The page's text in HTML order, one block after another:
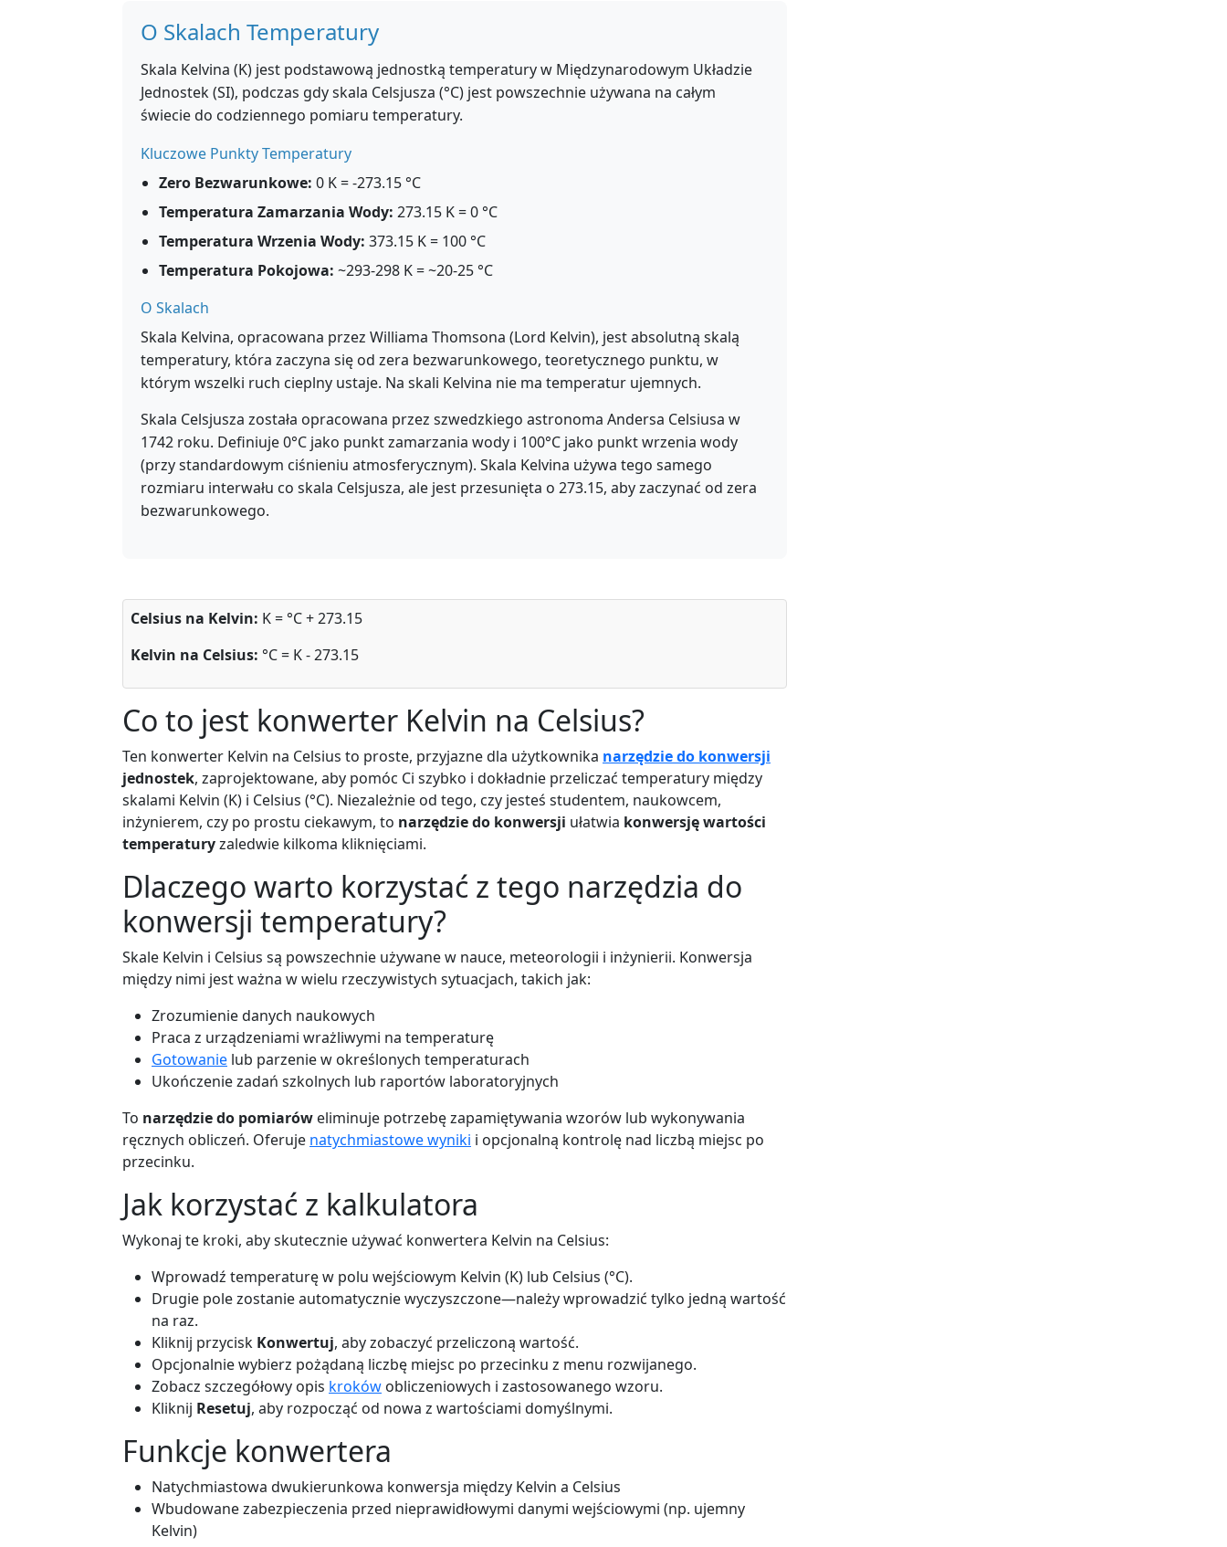
O Skalach Temperatury
Skala Kelvina (K) jest podstawową jednostką temperatury w Międzynarodowym Układzie
Jednostek (SI), podczas gdy skala Celsjusza (°C) jest powszechnie używana na całym
świecie do codziennego pomiaru temperatury.
Kluczowe Punkty Temperatury
Zero Bezwarunkowe: 0 K = -273.15 °C
Temperatura Zamarzania Wody: 273.15 K = 0 °C
Temperatura Wrzenia Wody: 373.15 K = 100 °C
Temperatura Pokojowa: ~293-298 K = ~20-25 °C
O Skalach
Skala Kelvina, opracowana przez Williama Thomsona (Lord Kelvin), jest absolutną skalą
temperatury, która zaczyna się od zera bezwarunkowego, teoretycznego punktu, w
którym wszelki ruch cieplny ustaje. Na skali Kelvina nie ma temperatur ujemnych.
Skala Celsjusza została opracowana przez szwedzkiego astronoma Andersa Celsiusa w
1742 roku. Definiuje 0°C jako punkt zamarzania wody i 100°C jako punkt wrzenia wody
(przy standardowym ciśnieniu atmosferycznym). Skala Kelvina używa tego samego
rozmiaru interwału co skala Celsjusza, ale jest przesunięta o 273.15, aby zaczynać od zera
bezwarunkowego.
Celsius na Kelvin: K = °C + 273.15
Kelvin na Celsius: °C = K - 273.15
Co to jest konwerter Kelvin na Celsius?
Ten konwerter Kelvin na Celsius to proste, przyjazne dla użytkownika narzędzie do konwersji
jednostek, zaprojektowane, aby pomóc Ci szybko i dokładnie przeliczać temperatury między
skalami Kelvin (K) i Celsius (°C). Niezależnie od tego, czy jesteś studentem, naukowcem,
inżynierem, czy po prostu ciekawym, to narzędzie do konwersji ułatwia konwersję wartości
temperaturyzaledwie kilkoma kliknięciami.
Dlaczego warto korzystać z tego narzędzia do
konwersji temperatury?
Skale Kelvin i Celsius są powszechnie używane w nauce, meteorologii i inżynierii. Konwersja
między nimi jest ważna w wielu rzeczywistych sytuacjach, takich jak:
Zrozumienie danych naukowych
Praca z urządzeniami wrażliwymi na temperaturę
Gotowanie lub parzenie w określonych temperaturach
Ukończenie zadań szkolnych lub raportów laboratoryjnych
To narzędzie do pomiarów eliminuje potrzebę zapamiętywania wzorów lub wykonywania
ręcznych obliczeń. Oferuje natychmiastowe wyniki i opcjonalną kontrolę nad liczbą miejsc po
przecinku.
Jak korzystać z kalkulatora
Wykonaj te kroki, aby skutecznie używać konwertera Kelvin na Celsius:
Wprowadź temperaturę w polu wejściowym Kelvin (K) lub Celsius (°C).
Drugie pole zostanie automatycznie wyczyszczone—należy wprowadzić tylko jedną wartość
na raz.
Kliknij przycisk Konwertuj, aby zobaczyć przeliczoną wartość.
Opcjonalnie wybierz pożądaną liczbę miejsc po przecinku z menu rozwijanego.
Zobacz szczegółowy opis kroków obliczeniowych i zastosowanego wzoru.
Kliknij Resetuj, aby rozpocząć od nowa z wartościami domyślnymi.
Funkcje konwertera
Natychmiastowa dwukierunkowa konwersja między Kelvin a Celsius
Wbudowane zabezpieczenia przed nieprawidłowymi danymi wejściowymi (np. ujemny
Kelvin)